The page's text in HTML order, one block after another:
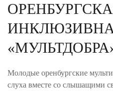
Молодые оренбургские
слуха вместе со слышащими